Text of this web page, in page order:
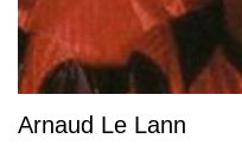
Arnaud Le Lann